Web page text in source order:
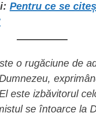
Pentru ce se
o rugăciune de
este izbăvitorul
se întoarce la